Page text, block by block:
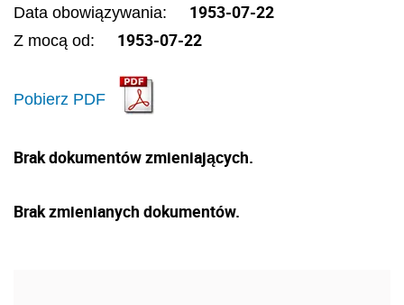
Data obowiązywania: 1953-07-22
Z mocą od: 1953-07-22
Pobierz PDF
Brak dokumentów zmieniających.
Brak zmienianych dokumentów.